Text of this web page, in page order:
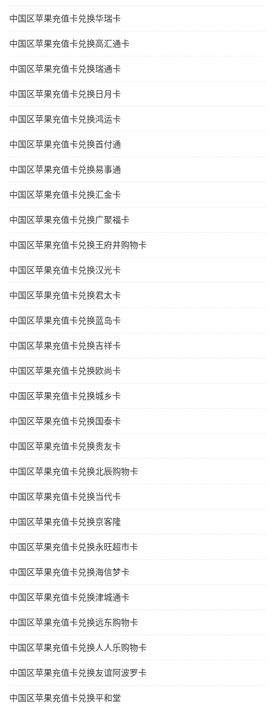
中国区苹果充值卡兑换华瑞卡
中国区苹果充值卡兑换高汇通卡
中国区苹果充值卡兑换瑞通卡
中国区苹果充值卡兑换日月卡
中国区苹果充值卡兑换鸿运卡
中国区苹果充值卡兑换首付通
中国区苹果充值卡兑换易事通
中国区苹果充值卡兑换汇金卡
中国区苹果充值卡兑换广聚福卡
中国区苹果充值卡兑换王府井购物卡
中国区苹果充值卡兑换汉光卡
中国区苹果充值卡兑换君太卡
中国区苹果充值卡兑换蓝岛卡
中国区苹果充值卡兑换吉祥卡
中国区苹果充值卡兑换欧尚卡
中国区苹果充值卡兑换城乡卡
中国区苹果充值卡兑换国泰卡
中国区苹果充值卡兑换贵友卡
中国区苹果充值卡兑换北辰购物卡
中国区苹果充值卡兑换当代卡
中国区苹果充值卡兑换京客隆
中国区苹果充值卡兑换永旺超市卡
中国区苹果充值卡兑换海信梦卡
中国区苹果充值卡兑换津城通卡
中国区苹果充值卡兑换远东购物卡
中国区苹果充值卡兑换人人乐购物卡
中国区苹果充值卡兑换友谊阿波罗卡
中国区苹果充值卡兑换平和堂